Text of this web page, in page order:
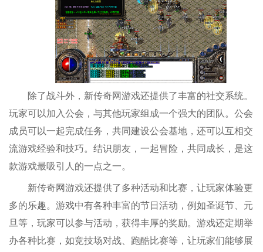
除了战斗外，新传奇网游戏还提供了丰富的社交系统。
玩家可以加入公会，与其他玩家组成一个强大的团队。公会
成员可以一起完成任务，共同建设公会基地，还可以互相交
流游戏经验和技巧。结识朋友，一起冒险，共同成长，是这
款游戏最吸引人的一点之一。
新传奇网游戏还提供了多种活动和比赛，让玩家体验更
多的乐趣。游戏中有各种丰富的节日活动，例如圣诞节、元
旦等，玩家可以参与活动，获得丰厚的奖励。游戏还定期举
办各种比赛，如竞技场对战、跑酷比赛等，让玩家们能够展